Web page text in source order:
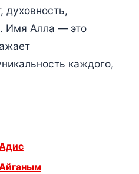
духовность,
Имя Алла — это
каждого,